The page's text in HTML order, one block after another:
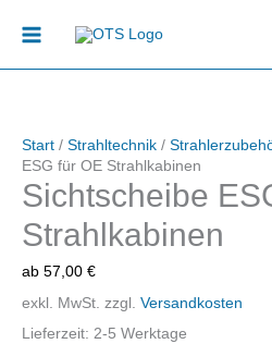
Inhalt
Start / Strahltechnik /
ESG für OE Strahlkabinen
Sichtscheibe
Strahlkabinen
ab 57,00 €
exkl. MwSt. zzgl. Versandkosten
Lieferzeit: 2-5 Werktage